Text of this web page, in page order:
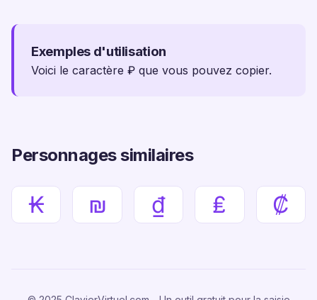
Exemples d'utilisation
Voici le caractère ₽ que vous pouvez copier.
Personnages similaires
₭ ₪ ₫ ₤ ₡